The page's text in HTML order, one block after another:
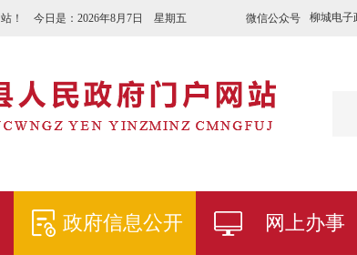
微信公众号 柳城电子
站！ 今日是： 2026年8月7日 星期五
政府信息公开 网上办事